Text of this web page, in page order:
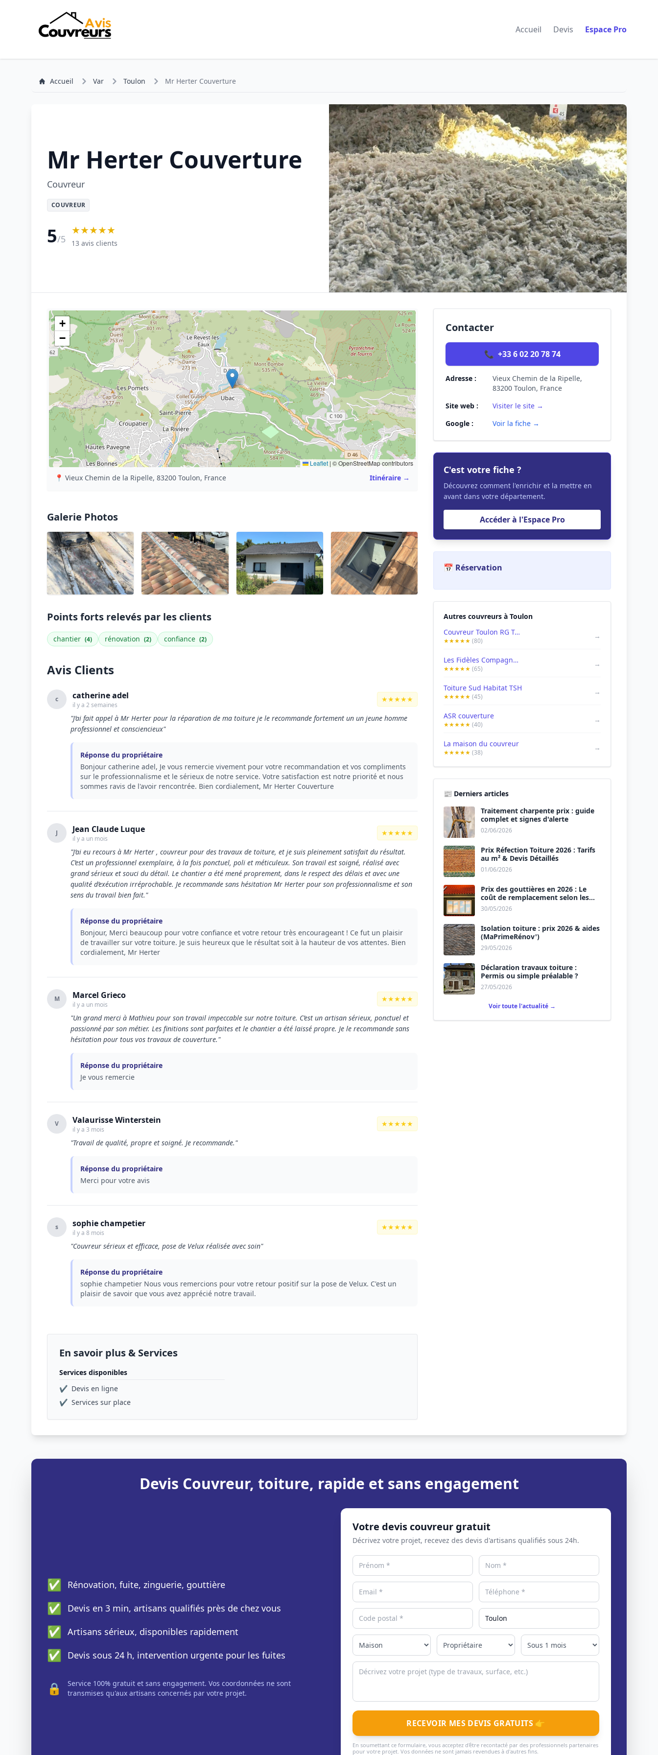
Accueil Devis Espace Pro
Accueil Var Toulon Mr Herter Couverture
Mr Herter Couverture
Couvreur
COUVREUR
5/5
★★★★★
13 avis clients
+
−
Leaflet | © OpenStreetMap contributors
📍 Vieux Chemin de la Ripelle, 83200 Toulon, France Itinéraire →
Galerie Photos
Points forts relevés par les clients
chantier (4) rénovation (2) confiance (2)
Avis Clients
c catherine adel
il y a 2 semaines
★★★★★
"J’ai fait appel à Mr Herter pour la réparation de ma toiture je le recommande fortement un un jeune homme
professionnel et consciencieux"
Réponse du propriétaire
Bonjour catherine adel, Je vous remercie vivement pour votre recommandation et vos compliments
sur le professionnalisme et le sérieux de notre service. Votre satisfaction est notre priorité et nous
sommes ravis de l'avoir rencontrée. Bien cordialement, Mr Herter Couverture
J Jean Claude Luque
il y a un mois
★★★★★
"J’ai eu recours à Mr Herter , couvreur pour des travaux de toiture, et je suis pleinement satisfait du résultat.
C’est un professionnel exemplaire, à la fois ponctuel, poli et méticuleux. Son travail est soigné, réalisé avec
grand sérieux et souci du détail. Le chantier a été mené proprement, dans le respect des délais et avec une
qualité d’exécution irréprochable. Je recommande sans hésitation Mr Herter pour son professionnalisme et son
sens du travail bien fait."
Réponse du propriétaire
Bonjour, Merci beaucoup pour votre confiance et votre retour très encourageant ! Ce fut un plaisir
de travailler sur votre toiture. Je suis heureux que le résultat soit à la hauteur de vos attentes. Bien
cordialement, Mr Herter
M Marcel Grieco
il y a un mois
★★★★★
"Un grand merci à Mathieu pour son travail impeccable sur notre toiture. C’est un artisan sérieux, ponctuel et
passionné par son métier. Les finitions sont parfaites et le chantier a été laissé propre. Je le recommande sans
hésitation pour tous vos travaux de couverture."
Réponse du propriétaire
Je vous remercie
V Valaurisse Winterstein
il y a 3 mois
★★★★★
"Travail de qualité, propre et soigné. Je recommande."
Réponse du propriétaire
Merci pour votre avis
s sophie champetier
il y a 8 mois
★★★★★
"Couvreur sérieux et efficace, pose de Velux réalisée avec soin"
Réponse du propriétaire
sophie champetier Nous vous remercions pour votre retour positif sur la pose de Velux. C'est un
plaisir de savoir que vous avez apprécié notre travail.
En savoir plus & Services
Services disponibles
✔ Devis en ligne
✔ Services sur place
Contacter
📞 +33 6 02 20 78 74
Adresse :
Vieux Chemin de la Ripelle,
83200 Toulon, France
Site web :
Visiter le site →
Google :
Voir la fiche →
C'est votre fiche ?
Découvrez comment l'enrichir et la mettre en
avant dans votre département.
Accéder à l'Espace Pro
📅 Réservation
Autres couvreurs à Toulon
Couvreur Toulon RG Toiture 83
★★★★★(80)
→
Les Fidèles Compagnons du Toit
★★★★★(65)
→
Toiture Sud Habitat TSH
★★★★★(45)
→
ASR couverture
★★★★★(40)
→
La maison du couvreur
★★★★★(38)
→
📰 Derniers articles
Traitement charpente prix : guide
complet et signes d'alerte
02/06/2026
Prix Réfection Toiture 2026 : Tarifs
au m² & Devis Détaillés
01/06/2026
Prix des gouttières en 2026 : Le
coût de remplacement selon les
matériaux
30/05/2026
Isolation toiture : prix 2026 & aides
(MaPrimeRénov')
29/05/2026
Déclaration travaux toiture :
Permis ou simple préalable ?
27/05/2026
Voir toute l'actualité →
Devis Couvreur, toiture, rapide et sans engagement
✅ Rénovation, fuite, zinguerie, gouttière
✅ Devis en 3 min, artisans qualifiés près de chez vous
✅ Artisans sérieux, disponibles rapidement
✅ Devis sous 24 h, intervention urgente pour les fuites
🔒
Service 100% gratuit et sans engagement. Vos coordonnées ne sont
transmises qu'aux artisans concernés par votre projet.
Votre devis couvreur gratuit
Décrivez votre projet, recevez des devis d'artisans qualifiés sous 24h.
RECEVOIR MES DEVIS GRATUITS 👉
En soumettant ce formulaire, vous acceptez d'être recontacté par des professionnels partenaires
pour votre projet. Vos données ne sont jamais revendues à d'autres fins.